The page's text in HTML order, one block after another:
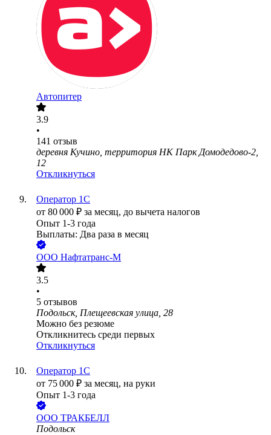
Автопитер
3.9
•
141 отзыв
деревня Кучино, территория НК Парк Домодедово-2,
12
Откликнуться
Оператор 1С
от 80 000 ₽ за месяц, до вычета налогов
Опыт 1-3 года
Выплаты: Два раза в месяц
ООО Нафтатранс-М
3.5
•
5 отзывов
Подольск, Плещеевская улица, 28
Можно без резюме
Откликнитесь среди первых
Откликнуться
Оператор 1С
от 75 000 ₽ за месяц, на руки
Опыт 1-3 года
ООО ТРАКБЕЛЛ
Подольск